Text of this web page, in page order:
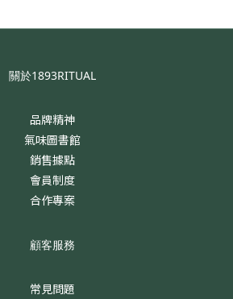
關於1893RITUAL
品牌精神
氣味圖書館
銷售據點
會員制度
合作專案
顧客服務
常見問題